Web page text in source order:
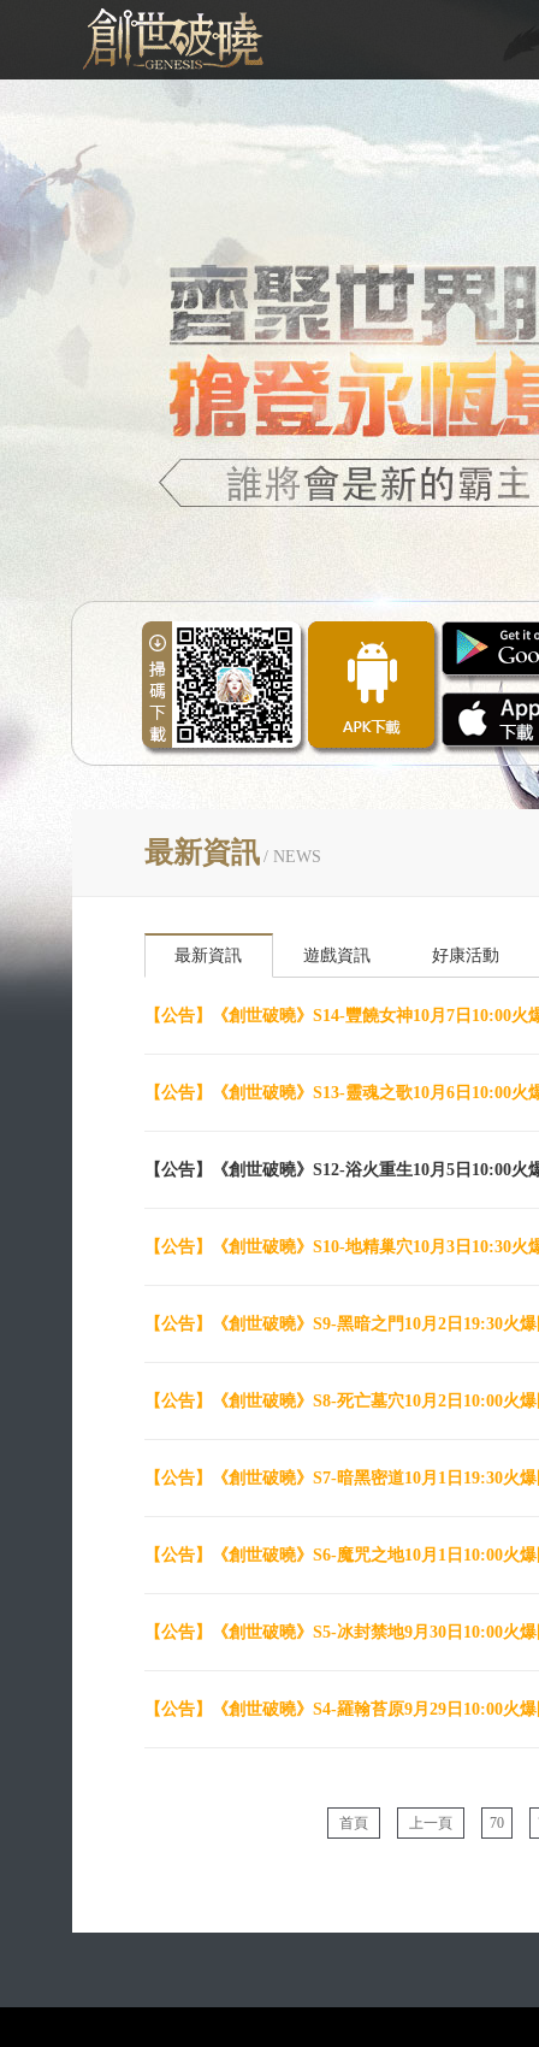
最新資訊 / NEWS
最新資訊 遊戲資訊 好康活動
【公告】 《創世破曉》S14-豐饒女神10月7日10:00火
【公告】 《創世破曉》S13-靈魂之歌10月6日10:00火
【公告】 《創世破曉》S12-浴火重生10月5日10:00火
【公告】 《創世破曉》S10-地精巢穴10月3日10:30火
【公告】 《創世破曉》S9-黑暗之門10月2日19:30火
【公告】 《創世破曉》S8-死亡墓穴10月2日10:00火
【公告】 《創世破曉》S7-暗黑密道10月1日19:30火
【公告】 《創世破曉》S6-魔咒之地10月1日10:00火
【公告】 《創世破曉》S5-冰封禁地9月30日10:00火
【公告】 《創世破曉》S4-羅翰苔原9月29日10:00火
首頁 上一頁 70